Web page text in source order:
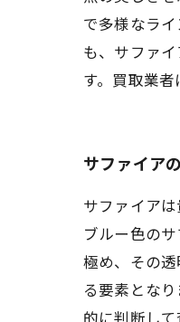
で多様なラ
も、サファ
す。買取業
サファイア
サファイア
ブルー色の
極め、その
る要素とな
的に判断し